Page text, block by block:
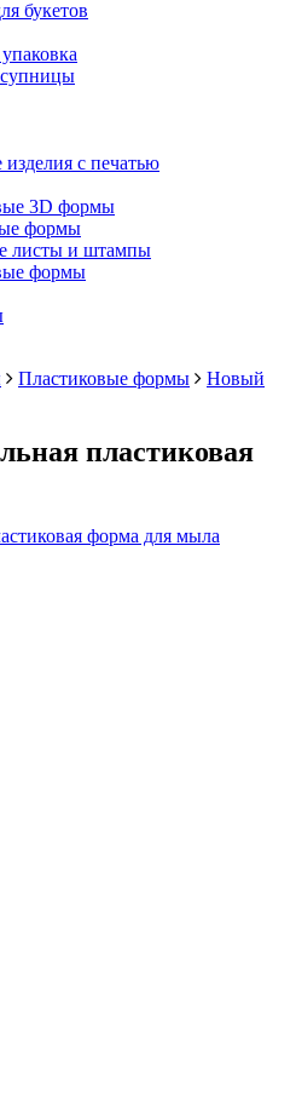
букетов
с печатью
3D формы
формы
листы и штампы
формы
Пластиковые формы
Новый
пластиковая